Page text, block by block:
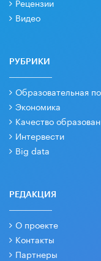
Видео
РУБРИКИ
Образовательная
Экономика
Качество
Интервести
Big data
РЕДАКЦИЯ
О проекте
Контакты
Партнеры